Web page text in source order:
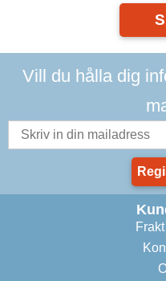
Vill du hålla dig